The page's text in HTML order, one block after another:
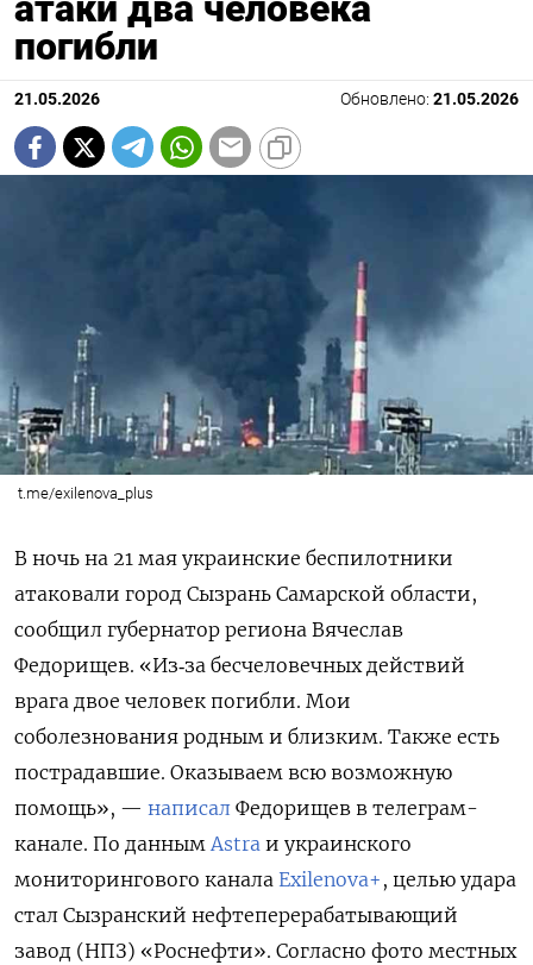
погибли
21.05.2026 Обновлено: 21.05.2026
t.me/exilenova_plus
В ночь на 21 мая украинские беспилотники
атаковали город Сызрань Самарской области,
сообщил губернатор региона Вячеслав
Федорищев. «Из‑за бесчеловечных действий
врага двое человек погибли. Мои
соболезнования родным и близким. Также есть
пострадавшие. Оказываем всю возможную
помощь», — написал Федорищев в телеграм-
канале. По данным Astra и украинского
мониторингового канала Exilenova+ , целью удара
стал Сызранский нефтеперерабатывающий
завод (НПЗ) «Роснефти». Согласно фото местных